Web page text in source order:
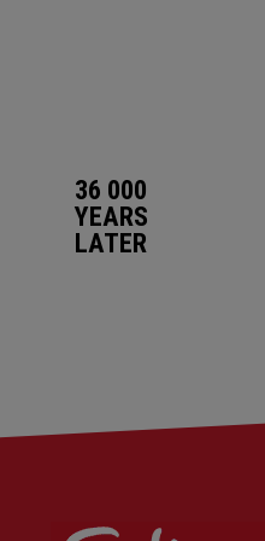
36 000
YEARS
LATER